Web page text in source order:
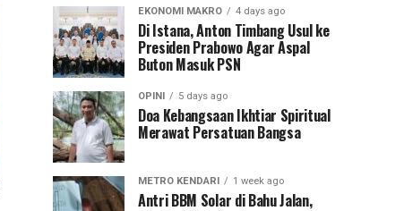
EKONOMI MAKRO 4 days ago
Di Istana, Anton Timbang Usul ke
Presiden Prabowo Agar Aspal
Buton Masuk PSN
OPINI 5 days ago
Doa Kebangsaan Ikhtiar Spiritual
Merawat Persatuan Bangsa
METRO KENDARI 1 week ago
Antri BBM Solar di Bahu Jalan,